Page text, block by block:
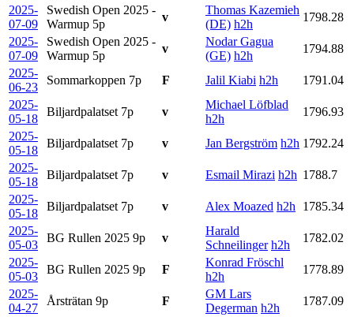
2025-
07-09
Swedish Open 2025 -
Warmup 5p
v
Thomas Kazemieh
(DE) h2h
1798.28
2025-
07-09
Swedish Open 2025 -
Warmup 5p
v
Nodar Gagua
(GE) h2h
1794.88
2025-
06-23
Sommarkoppen 7p F Jalil Kiabi h2h
1791.04
2025-
05-18
Biljardpalatset 7p v
Michael Löfblad
h2h
1796.93
2025-
05-18
Biljardpalatset 7p v Jan Bergström h2h 1792.24
2025-
05-18
Biljardpalatset 7p v Esmail Mirazi h2h 1788.7
2025-
05-18
Biljardpalatset 7p v Alex Moazed h2h
1785.34
2025-
05-03
BG Rullen 2025 9p v
Harald
Schneilinger h2h
1782.02
2025-
05-03
BG Rullen 2025 9p F
Konrad Fröschl
h2h
1778.89
2025-
04-27
Årsträtan 9p F
GM Lars
Degerman h2h
1787.09